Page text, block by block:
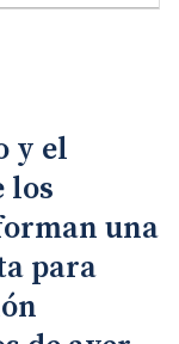
y el
los
una
para